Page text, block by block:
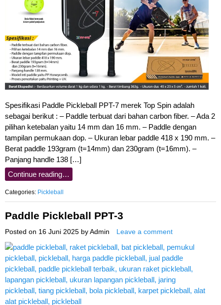
Spesifikasi Paddle Pickleball PPT-7 merek Top Spin adalah
sebagai berikut : – Paddle terbuat dari bahan carbon fiber. – Ada 2
pilihan ketebalan yaitu 14 mm dan 16 mm. – Paddle dengan
tampilan permukaan dop. – Ukuran lebar paddle 418 x 190 mm. –
Berat paddle 193gram (t=14mm) dan 230gram (t=16mm). –
Panjang handle 138 […]
Continue reading…
Categories: Pickleball
Paddle Pickleball PPT-3
Posted on 16 Juni 2025 by Admin Leave a comment